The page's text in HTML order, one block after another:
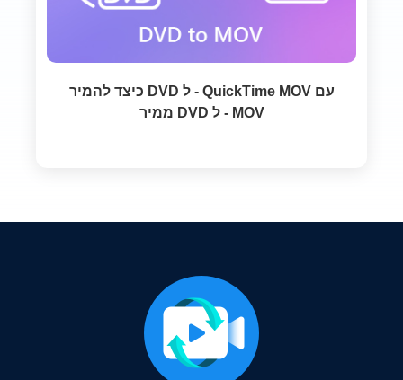
כיצד להמיר DVD ל - QuickTime MOV עם
ממיר DVD ל - MOV